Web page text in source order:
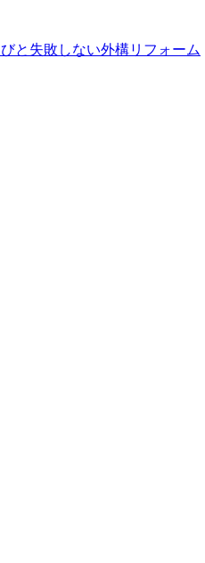
と失敗しない外構リフォーム